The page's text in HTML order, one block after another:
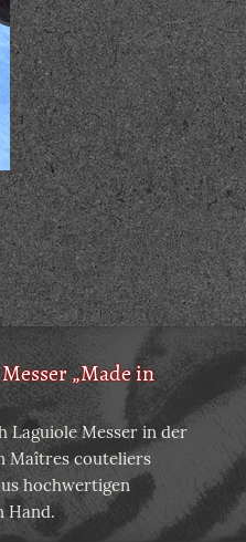
„Made in
Laguiole Messer in der
Maîtres couteliers
hochwertigen
Hand.